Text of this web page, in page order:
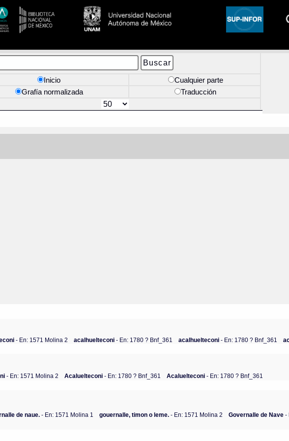
Inicio
Cualquier parte
Grafía normalizada
Traducción
- En: 1571 Molina 2 acalhuelteconi- En: 1780 ? Bnf_361 acalhuelteconi- En: 1780 ? Bnf_361
- En: 1571 Molina 2 Acaluelteconi - En: 1780 ? Bnf_361 Acaluelteconi - En: 1780 ? Bnf_361
de naue. - En: 1571 Molina 1 gouernalle, timon o leme. - En: 1571 Molina 2 Governalle de Nave -